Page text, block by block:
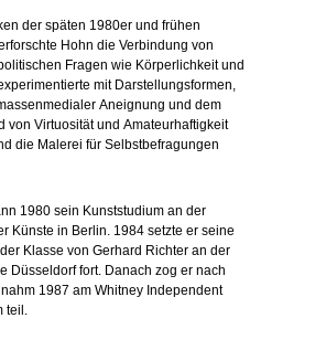
der späten 1980er und frühen
Hohn die Verbindung von
Fragen wie Körperlichkeit und
mit Darstellungsformen,
Aneignung und dem
von Virtuosität und Amateurhaftigkeit
die Malerei für Selbstbefragungen
1980 sein Kunststudium an der
Künste in Berlin. 1984 setzte er seine
der Klasse von Gerhard Richter an der
Düsseldorf fort. Danach zog er nach
nahm 1987 am Whitney Independent
teil.